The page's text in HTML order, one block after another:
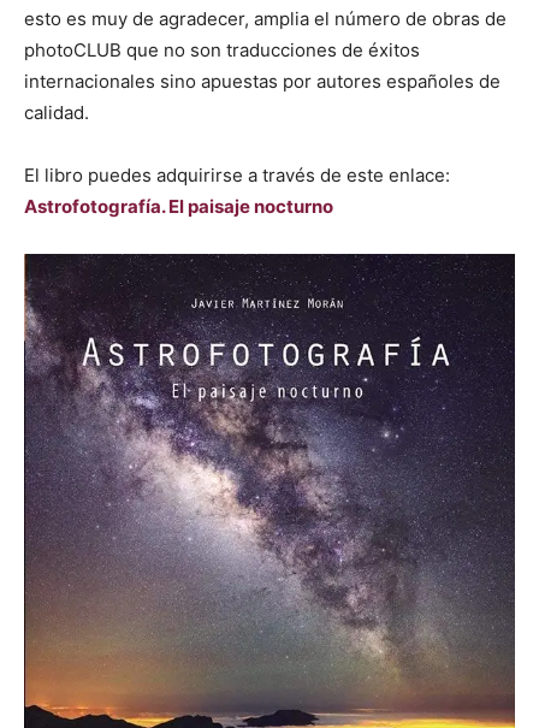
esto es muy de agradecer, amplia el número de obras de
photoCLUB que no son traducciones de éxitos
internacionales sino apuestas por autores españoles de
calidad.
El libro puedes adquirirse a través de este enlace:
Astrofotografía. El paisaje nocturno